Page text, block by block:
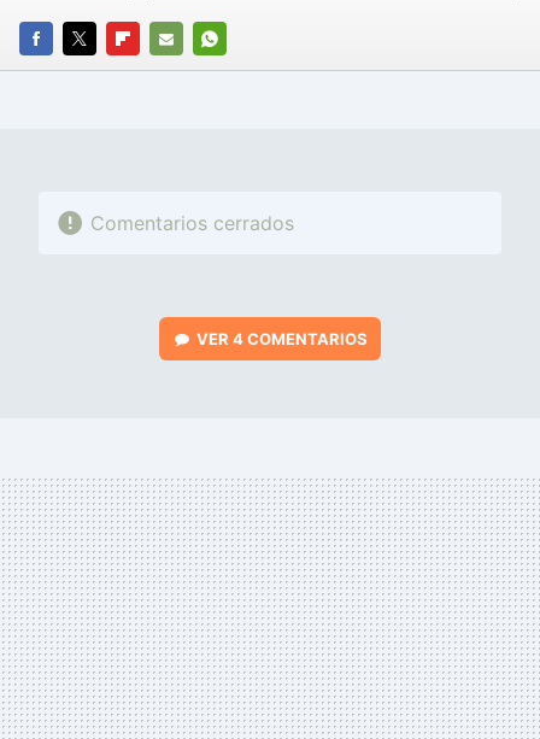
FACEBOOK
TWITTERFLIPBOARD
E-
WHATSAPP
Comentarios cerrados
VER 4 COMENTARIOS